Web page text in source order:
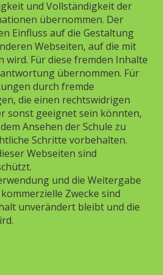
und Vollständigkeit der
übernommen. Der
Einfluss auf die Gestaltung
Webseiten, auf die mit
wird. Für diese fremden Inhalte
übernommen. Für
durch fremde
die einen rechtswidrigen
sonst geeignet sein könnten,
Ansehen der Schule zu
Schritte vorbehalten.
Webseiten sind
und die Weitergabe
Zwecke sind
unverändert bleibt und die